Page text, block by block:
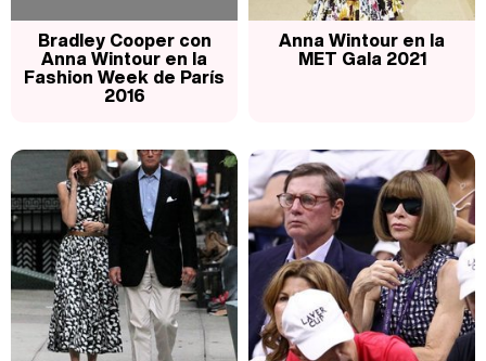
Manu Baqueiro: "Tuve como referente a Bruce Willis en 'Luz de Luna' para mi trabajo en la serie 'Perdiendo el juicio'"
Bradley Cooper con
Anna Wintour en la
Fashion Week de París
2016
Anna Wintour en la
MET Gala 2021